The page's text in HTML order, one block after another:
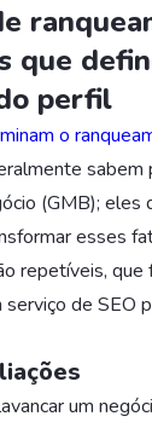
que
perfil
o
sabem
(GMB); eles
esses
repetíveis, que
de SEO
um